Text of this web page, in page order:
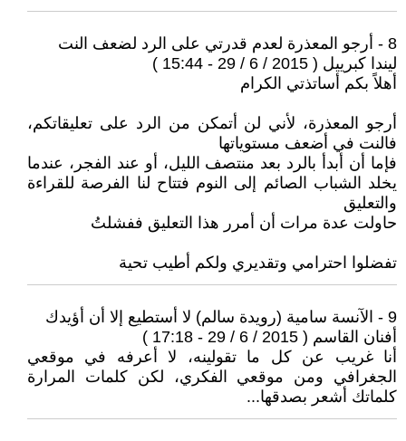
8 - أرجو المعذرة لعدم قدرتي على الرد لضعف النت
ليندا كبرييل ( 2015 / 6 / 29 - 15:44 )
أهلاً بكم أساتذتي الكرام
أرجو المعذرة، لأني لن أتمكن من الرد على تعليقاتكم،
فالنت في أضعف مستوياتها
فإما أن أبدأ بالرد بعد منتصف الليل، أو عند الفجر، عندما
يخلد الشباب الصائم إلى النوم فتتاح لنا الفرصة للقراءة
والتعليق
حاولت عدة مرات أن أمرر هذا التعليق ففشلتُ
تفضلوا احترامي وتقديري ولكم أطيب تحية
9 - الآنسة سامية (رويدة سالم) لا أستطيع إلا أن أؤيدك
أفنان القاسم ( 2015 / 6 / 29 - 17:18 )
أنا غريب عن كل ما تقولينه، لا أعرفه في موقعي
الجغرافي ومن موقعي الفكري، لكن كلمات المرارة
كلماتك أشعر بصدقها...